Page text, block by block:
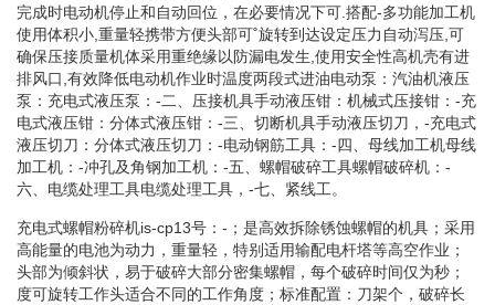
完成时电动机停止和自动回位，在必要情况下可.搭配-多功能加工机
使用体积小,重量轻携带方便头部可˚旋转到达设定压力自动泻压,可
确保压接质量机体采用重绝缘以防漏电发生,使用安全性高机壳有进
排风口,有效降低电动机作业时温度两段式进油电动泵：汽油机液压
泵：充电式液压泵：-二、压接机具手动液压钳：机械式压接钳：-充
电式液压钳：分体式液压钳：-三、切断机具手动液压切刀，-充电式
液压切刀：分体式液压切刀：-电动钢筋工具：-四、母线加工机母线
加工机：-冲孔及角钢加工机：-五、螺帽破碎工具螺帽破碎机：-
六、电缆处理工具电缆处理工具，-七、紧线工。
充电式螺帽粉碎机is-cp13号：-；是高效拆除锈蚀螺帽的机具；采用
高能量的电池为动力，重量轻，特别适用输配电杆塔等高空作业；
头部为倾斜状，易于破碎大部分密集螺帽，每个破碎时间仅为秒；
度可旋转工作头适合不同的工作角度；标准配置：刀架个，破碎长